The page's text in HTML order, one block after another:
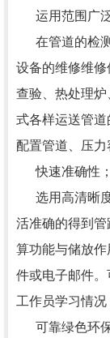
运用范围广
在管道的检测
设备的维修维
查验、热处理
式各样运送管
配置管道、压力
快速准确性；
选用高清晰度
活准确的得到
算功能与储放
件或电子邮件
工作员学习情况
可靠绿色环保